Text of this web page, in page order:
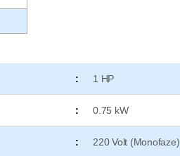
: 1 HP
: 0.75 kW
: 220 Volt (Monofaze)